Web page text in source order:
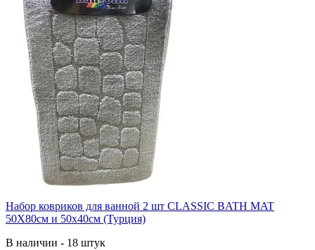
Набор ковриков для ванной 2 шт CLASSIC BATH MAT
50X80см и 50х40см (Турция)
В наличии - 18 штук